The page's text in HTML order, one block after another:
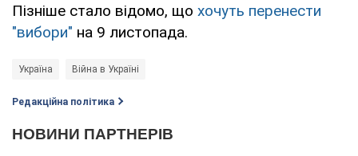
Пізніше стало відомо, що хочуть перенести
"вибори" на 9 листопада.
Україна Війна в Україні
Редакційна політика